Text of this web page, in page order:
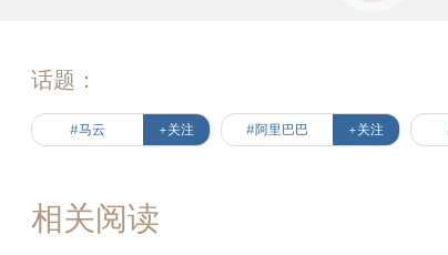
话题：
#马云 +关注 #阿里巴巴 +关注
相关阅读